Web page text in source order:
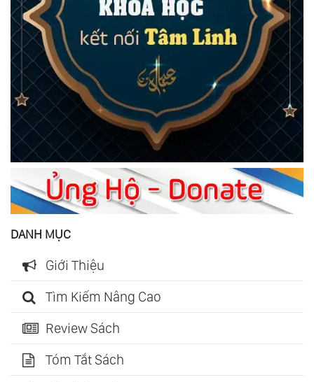
DANH MỤC
Giới Thiệu
Tìm Kiếm Nâng Cao
Review Sách
Tóm Tắt Sách